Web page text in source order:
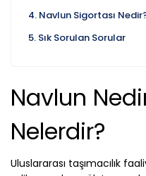
Navlun Sigortası
Sık Sorulan Sorular
Navlun
Nelerdir?
Uluslararası taşımacılık